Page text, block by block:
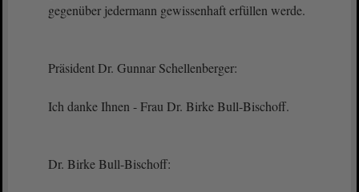
gegenüber jedermann gewissenhaft erfüllen werde.
Präsident Dr. Gunnar Schellenberger:
Ich danke Ihnen - Frau Dr. Birke Bull-Bischoff.
Dr. Birke Bull-Bischoff: